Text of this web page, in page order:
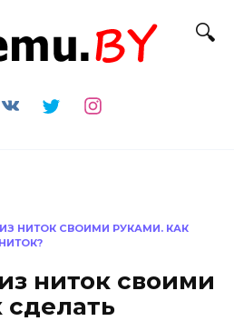
НИТОК СВОИМИ РУКАМИ. КАК
ниток своими
сделать